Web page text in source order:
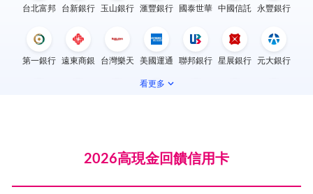
台北富邦 台新銀行 玉山銀行 滙豐銀行 國泰世華 中國信託 永豐銀行
第一銀行 遠東商銀 台灣樂天 美國運通 聯邦銀行 星展銀行 元大銀行
土地銀行 臺灣銀行 台灣企銀 台中銀行 日盛銀行
看更多
2026高現金回饋信用卡